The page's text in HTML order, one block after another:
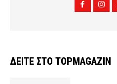
ΔΕΙΤΕ ΣΤΟ TOPMAGAZIN